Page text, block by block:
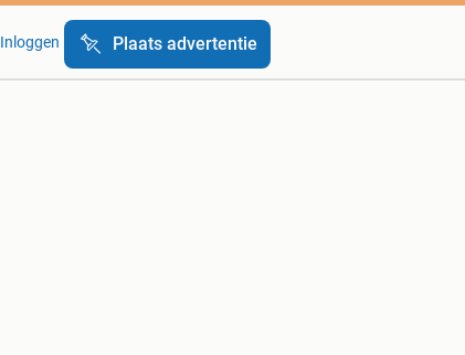
Inloggen Plaats advertentie